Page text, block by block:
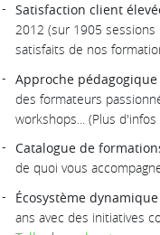
Satisfaction client
2012 (sur 1905
satisfaits de nos
Approche
des formateurs
workshops... (Plus
Catalogue de
de quoi vous
Écosystème dynamique
ans avec des initiatives